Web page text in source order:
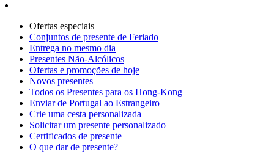
Ofertas especiais
Сonjuntos de presente de Feriado
Entrega no mesmo dia
Presentes Não-Alcólicos
Ofertas e promoções de hoje
Novos presentes
Todos os Presentes para os Hong-Kong
Enviar de Portugal ao Estrangeiro
Crie uma cesta personalizada
Solicitar um presente personalizado
Certificados de presente
O que dar de presente?